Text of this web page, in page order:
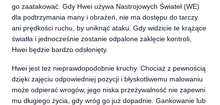
go zaatakować. Gdy Hwei używa Nastrojowych Świateł (WE)
dla podtrzymania many i obrażeń, nie ma dostępu do tarczy
ani prędkości ruchu, by uniknąć ataku. Gdy widzicie te krążące
światła i jednocześnie zostanie odpalone zaklęcie kontroli,
Hwei będzie bardzo odsłonięty.
Hwei jest też nieprawdopodobnie kruchy. Chociaż z pewnością
dzięki zajęciu odpowiedniej pozycji i błyskotliwemu malowaniu
może odpierać wrogów, jego niska przeżywalność nie zapewni
mu długiego życia, gdy wróg go już dopadnie. Gankowanie lub